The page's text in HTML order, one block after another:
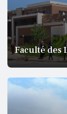
Faculté des